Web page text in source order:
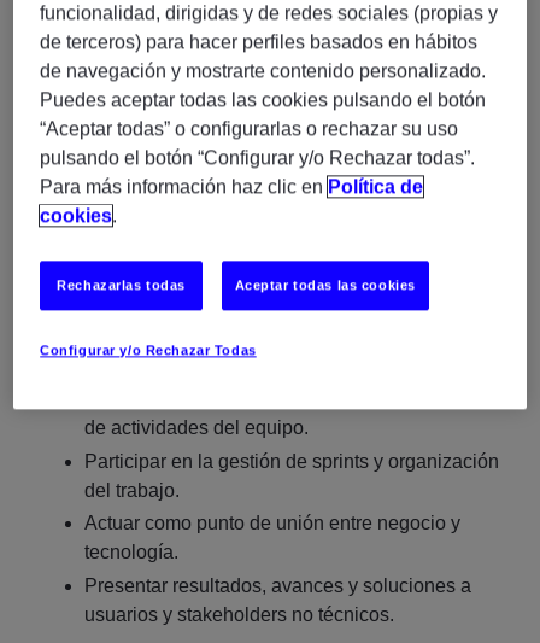
Participar en proyectos de Inteligencia Artificial
Generativa sobre entornos AWS.
Trabajar con servicios como SageMaker, Athena,
Jupyter Notebook y herramientas asociadas al
ecosistema Cloud.
Desarrollar y mantener soluciones en Python.
Integrar y consumir servicios de IA mediante
de actividades del equipo.
Participar en la gestión de sprints y organización
del trabajo.
Actuar como punto de unión entre negocio y
tecnología.
Presentar resultados, avances y soluciones a
usuarios y stakeholders no técnicos.
funcionalidad, dirigidas y de redes sociales (propias y
de terceros) para hacer perfiles basados en hábitos
de navegación y mostrarte contenido personalizado.
Puedes aceptar todas las cookies pulsando el botón
“Aceptar todas” o configurarlas o rechazar su uso
pulsando el botón “Configurar y/o Rechazar todas”.
Para más información haz clic en Política de
cookies.
Configurar y/o Rechazar Todas
Rechazarlas todas Aceptar todas las cookies